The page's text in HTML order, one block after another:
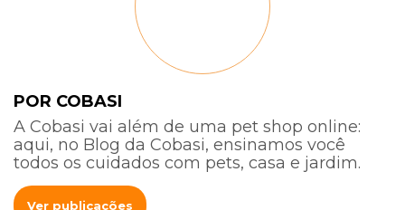
POR COBASI
A Cobasi vai além de uma pet shop online:
aqui, no Blog da Cobasi, ensinamos você
todos os cuidados com pets, casa e jardim.
Ver publicações